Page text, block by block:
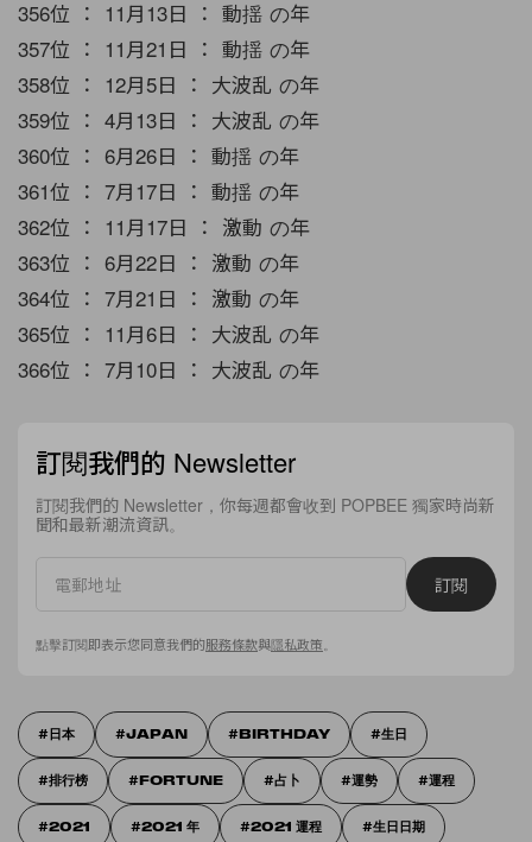
356位 ： 11月13日 ： 動揺 の年
357位 ： 11月21日 ： 動揺 の年
358位 ： 12月5日 ： 大波乱 の年
359位 ： 4月13日 ： 大波乱 の年
360位 ： 6月26日 ： 動揺 の年
361位 ： 7月17日 ： 動揺 の年
362位 ： 11月17日 ： 激動 の年
363位 ： 6月22日 ： 激動 の年
364位 ： 7月21日 ： 激動 の年
365位 ： 11月6日 ： 大波乱 の年
366位 ： 7月10日 ： 大波乱 の年
訂閱我們的 Newsletter
訂閱我們的 Newsletter，你每週都會收到 POPBEE 獨家時尚新
聞和最新潮流資訊。
訂閱
點擊訂閱即表示您同意我們的服務條款與隱私政策
日本 JAPAN BIRTHDAY 生日
排行榜 FORTUNE 占卜 運勢 運程
2021 2021 年 2021 運程 生日日期